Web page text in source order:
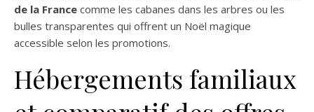
de la France ​ comme les cabanes dans les arbres ou les
bulles transparentes qui offrent un Noël magique
accessible selon les promotions.
Hébergements familiaux